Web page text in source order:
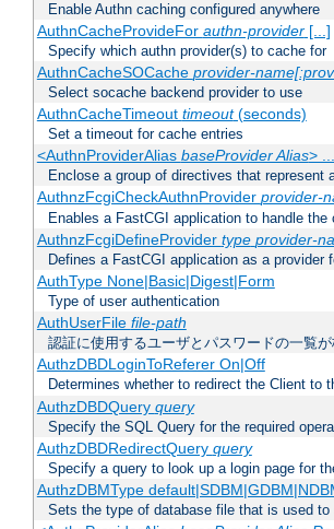
Enable Authn caching configured anywhere
AuthnCacheProvideFor authn-provider[...]
Specify which authn provider(s) to cache for
AuthnCacheSOCache provider-
Select socache backend provider to use
AuthnCacheTimeout timeout(seconds)
Set a timeout for cache entries
<AuthnProviderAlias baseProvider Alias>
Enclose a group of directives that
AuthnzFcgiCheckAuthnProvider provider-
Enables a FastCGI application to handle
AuthnzFcgiDefineProvider type provider-
Defines a FastCGI application as a provider
AuthType None|Basic|Digest|Form
Type of user authentication
AuthUserFile file-path
認証に使用するユーザとパスワードの一覧
AuthzDBDLoginToReferer On|Off
Determines whether to redirect the Client
AuthzDBDQuery query
Specify the SQL Query for the required
AuthzDBDRedirectQuery query
Specify a query to look up a login page for
AuthzDBMType
Sets the type of database file that is used